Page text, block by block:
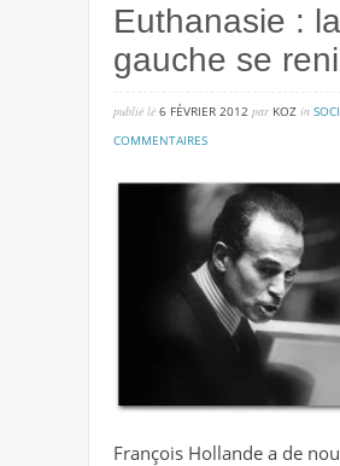
Euthanasie : la
gauche se
publié lé 6 FÉVRIER 2012 par KOZ in
COMMENTAIRESsur
:
la
gauche
se
renie
François Hollande a de